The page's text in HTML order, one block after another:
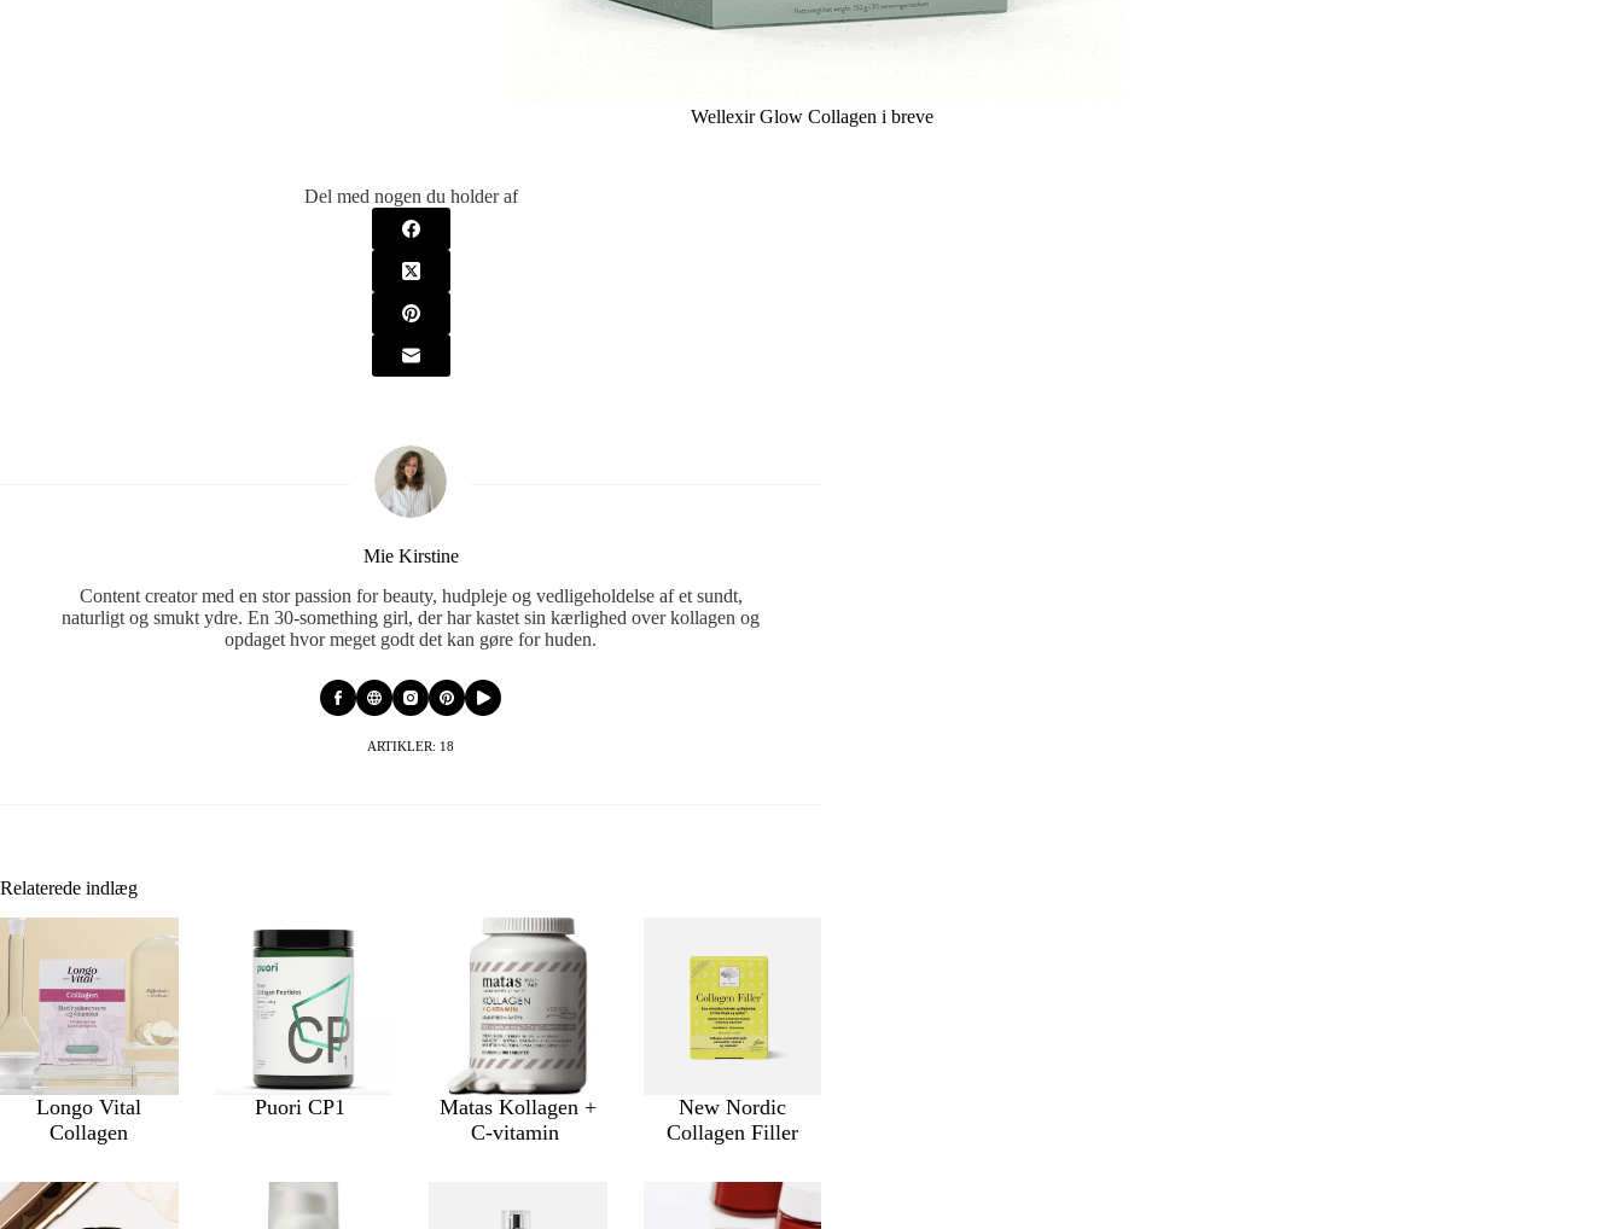
Wellexir Glow Collagen i breve
Del med nogen du holder af
Mie Kirstine
Content creator med en stor passion for beauty, hudpleje og vedligeholdelse af et sundt,
naturligt og smukt ydre. En 30-something girl, der har kastet sin kærlighed over kollagen og
opdaget hvor meget godt det kan gøre for huden.
ARTIKLER: 18
Relaterede indlæg
Longo Vital
Collagen
Puori CP1
Matas Kollagen +
C-vitamin
New Nordic
Collagen Filler